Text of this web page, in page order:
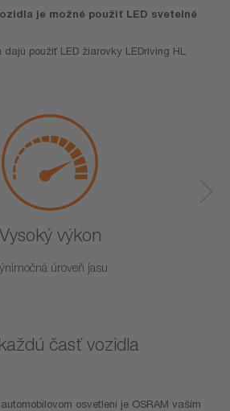
je možné použiť LED svetelné
použiť LED žiarovky LEDriving HL
Vysoký výkon
úroveň jasu
časť vozidla
osvetlení je OSRAM vaším